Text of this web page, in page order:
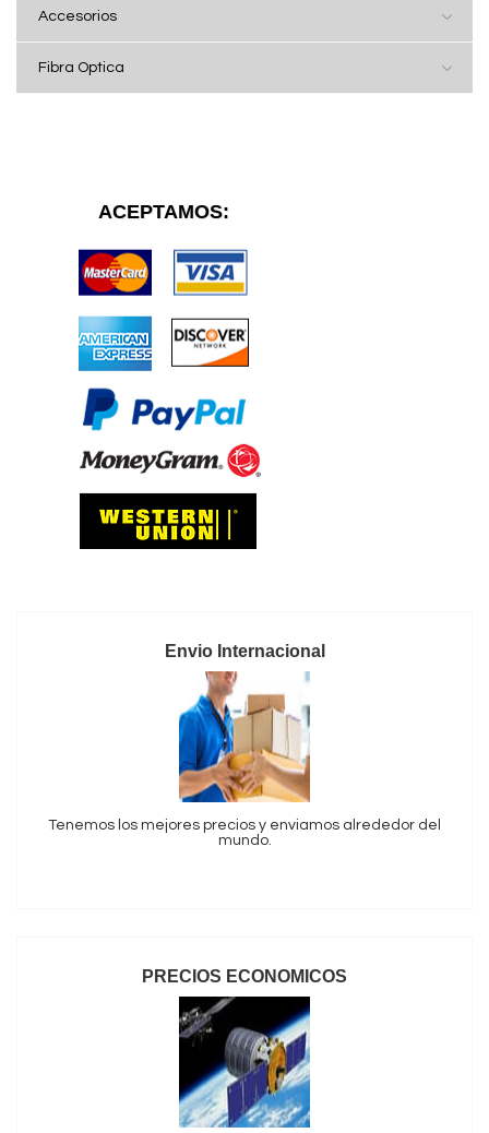
Accesorios
Fibra Optica
ACEPTAMOS:
Envio Internacional
Tenemos los mejores precios y enviamos alrededor del
mundo.
PRECIOS ECONOMICOS